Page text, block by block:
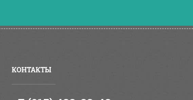
КОНТАКТЫ